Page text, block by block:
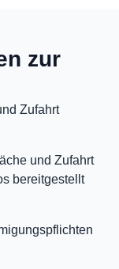
zur
Zufahrt
und Zufahrt
bereitgestellt